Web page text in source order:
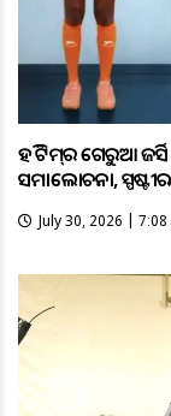
ହକି ଟିମ୍‌ର ଗେରୁଆ
ସମାଲୋଚନା,
July 30, 2026 | 7:08